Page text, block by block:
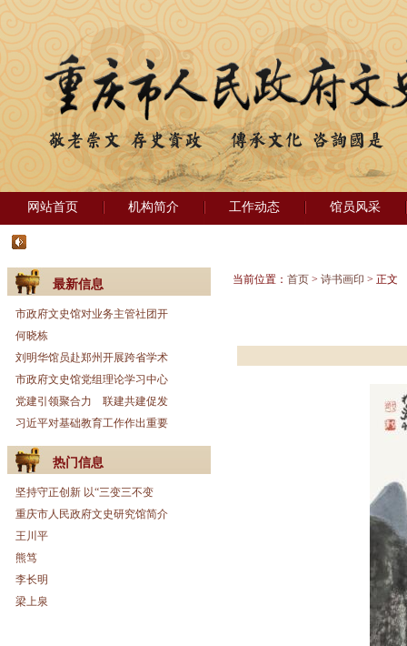
网站首页 机构简介 工作动态 馆员风采
最新信息
市政府文史馆对业务主管社团开
何晓栋
刘明华馆员赴郑州开展跨省学术
市政府文史馆党组理论学习中心
党建引领聚合力 联建共建促发
习近平对基础教育工作作出重要
热门信息
坚持守正创新 以“三变三不变
重庆市人民政府文史研究馆简介
王川平
熊笃
李长明
梁上泉
当前位置： 首页 > 诗书画印 > 正文